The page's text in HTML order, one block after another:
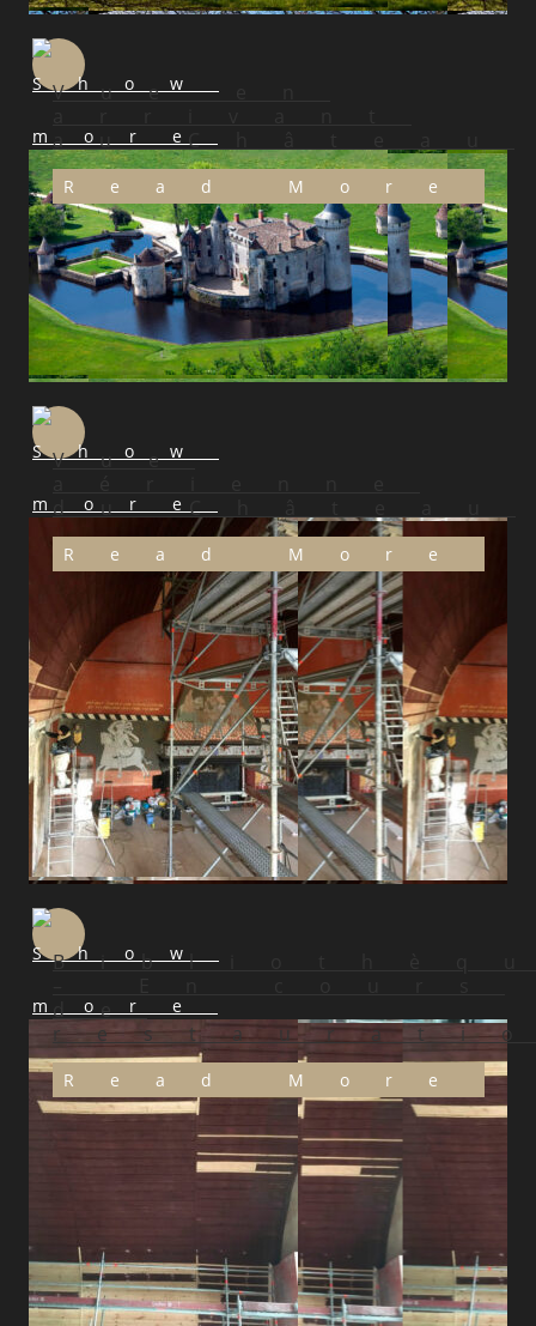
Vue en
au Château
Read More
Vue
du Château
Read More
de
Read More